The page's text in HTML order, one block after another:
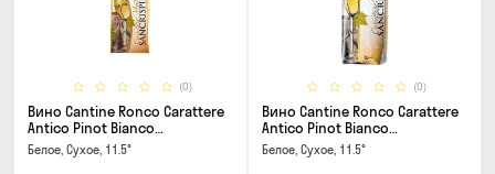
(0)
Вино Cantine Ronco Carattere
Antico Pinot Bianco
Chardonnay Rubicone IGT 0.25л
Белое, Сухое, 11.5°
(0)
Вино Cantine Ronco Carattere
Antico Pinot Bianco
Chardonnay Rubicone IGT 1л
Белое, Сухое, 11.5°